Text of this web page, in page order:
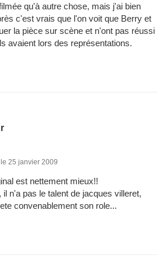
qu'à autre chose, mais j'ai bien
c'est vrais que l'on voit que Berry et
la pièce sur scène et n'ont pas réussi
avaient lors des représentations.
25 janvier 2009
est nettement mieux!!
n'a pas le talent de jacques villeret,
convenablement son role...